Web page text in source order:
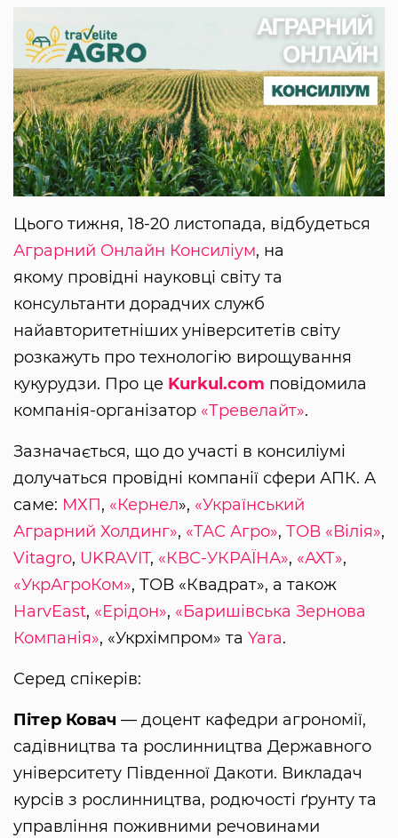
Цього тижня, 18-20 листопада, відбудеться
Аграрний Онлайн Консиліум, на
якому провідні науковці світу та
консультанти дорадчих служб
найавторитетніших університетів світу
розкажуть про технологію вирощування
кукурудзи. Про це Kurkul.com повідомила
компанія-організатор «Тревелайт».
Зазначається, що до участі в консиліумі
долучаться провідні компанії сфери АПК. А
саме: МХП, «Кернел», «Український
Аграрний Холдинг», «ТАС Агро», ТОВ «Вілія»,
Vitagro, UKRAVIT, «КВС-УКРАЇНА», «АХТ»,
«УкрАгроКом», ТОВ «Квадрат», а також
HarvEast, «Ерідон», «Баришівська Зернова
Компанія», «Укрхімпром» та Yara.
Серед спікерів:
Пітер Ковач — доцент кафедри агрономії,
садівництва та рослинництва Державного
університету Південної Дакоти. Викладач
курсів з рослинництва, родючості ґрунту та
управління поживними речовинами